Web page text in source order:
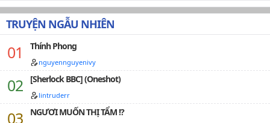
TRUYỆN NGẪU NHIÊN
Thính Phong
nguyennguyenivy
[Sherlock BBC] (Oneshot)
lintruderr
NGƯƠI MUỐN THỊ TẨM !?